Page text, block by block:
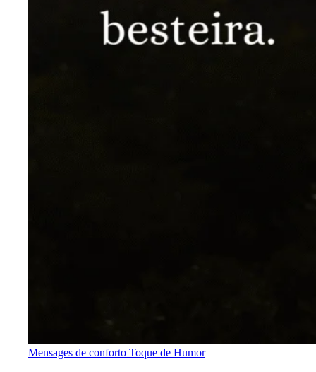
Mensages de conforto Toque de Humor